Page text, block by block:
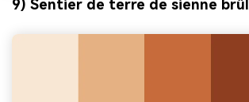
9) Sentier de terre de sienne